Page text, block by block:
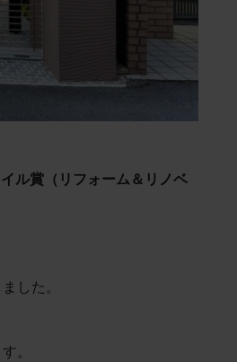
ル賞（リフォーム＆リノベ
した。
。